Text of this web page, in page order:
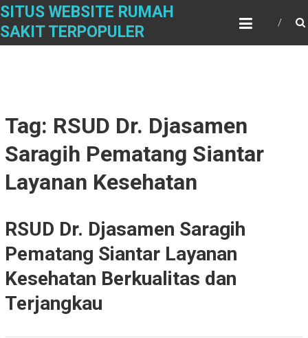
Skip
content
SITUS WEBSITE RUMAH
SAKIT TERPOPULER
Tag: RSUD Dr. Djasamen
Saragih Pematang Siantar
Layanan Kesehatan
RSUD Dr. Djasamen Saragih
Pematang Siantar Layanan
Kesehatan Berkualitas dan
Terjangkau